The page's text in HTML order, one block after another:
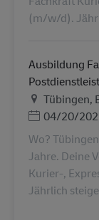
(m/w/d).
Ausbildung
Tübingen,
Дата04/20/
Wo?
Jahre. Deine
Kurier-,
Jährlich